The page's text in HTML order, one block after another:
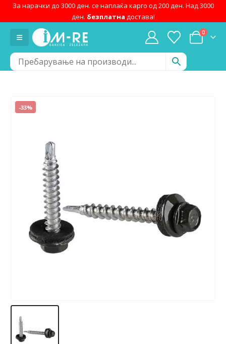
За нарачки до 3000 ден. се наплаќа карго од 200 ден. Над 3000
ден. безплатна достава!
0
-33%